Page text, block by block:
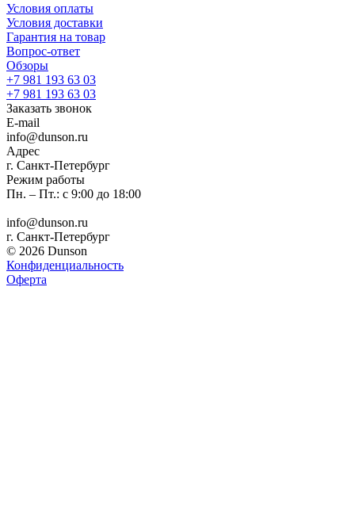
Условия оплаты
Условия доставки
Гарантия на товар
Вопрос-ответ
Обзоры
+7 981 193 63 03
+7 981 193 63 03
Заказать звонок
E-mail
info@dunson.ru
Адрес
г. Санкт-Петербург
Режим работы
Пн. – Пт.: с 9:00 до 18:00
info@dunson.ru
г. Санкт-Петербург
© 2026 Dunson
Конфиденциальность
Оферта